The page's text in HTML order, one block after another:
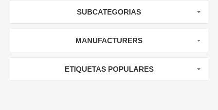
SUBCATEGORIAS
MANUFACTURERS
ETIQUETAS POPULARES